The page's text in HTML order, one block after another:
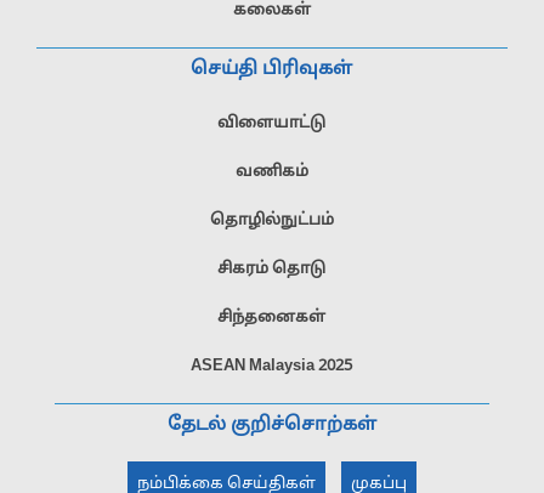
கலைகள்
செய்தி பிரிவுகள்
விளையாட்டு
வணிகம்
தொழில்நுட்பம்
சிகரம் தொடு
சிந்தனைகள்
ASEAN Malaysia 2025
தேடல் குறிச்சொற்கள்
நம்பிக்கை செய்திகள் முகப்பு